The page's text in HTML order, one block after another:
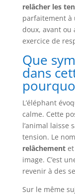
relâcher les
parfaitement à
doux, avant ou
exercice de
Que
dans
L’éléphant
calme. Cette
l’animal laisse
tension. Le
relâchementet
image. C’est
revenir à des
Sur le même